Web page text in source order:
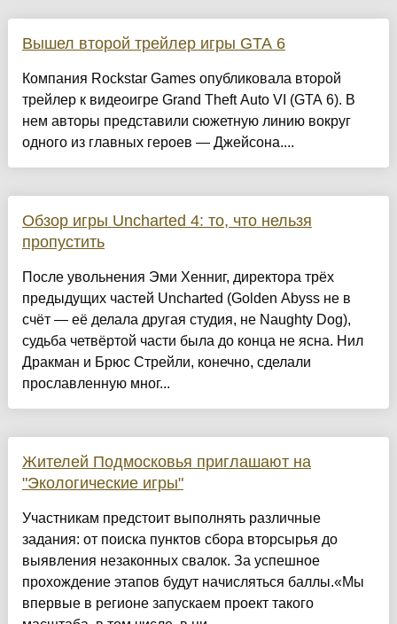
Вышел второй трейлер игры GTA 6
Компания Rockstar Games опубликовала второй
трейлер к видеоигре Grand Theft Auto VI (GTA 6). В
нем авторы представили сюжетную линию вокруг
одного из главных героев — Джейсона....
Обзор игры Uncharted 4: то, что нельзя
пропустить
После увольнения Эми Хенниг, директора трёх
предыдущих частей Uncharted (Golden Abyss не в
счёт — её делала другая студия, не Naughty Dog),
судьба четвёртой части была до конца не ясна. Нил
Дракман и Брюс Стрейли, конечно, сделали
прославленную мног...
Жителей Подмосковья приглашают на
"Экологические игры"
Участникам предстоит выполнять различные
задания: от поиска пунктов сбора вторсырья до
выявления незаконных свалок. За успешное
прохождение этапов будут начисляться баллы.«Мы
впервые в регионе запускаем проект такого